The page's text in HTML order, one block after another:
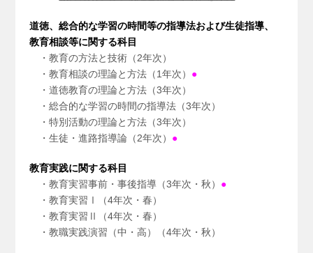
道徳、総合的な学習の時間等の指導法および生徒指導、
教育相談等に関する科目
・教育の方法と技術（2年次）
・教育相談の理論と方法（1年次） ●
・道徳教育の理論と方法（3年次）
・総合的な学習の時間の指導法（3年次）
・特別活動の理論と方法（3年次）
・生徒・進路指導論（2年次） ●
教育実践に関する科目
・教育実習事前・事後指導（3年次・秋） ●
・教育実習Ⅰ（4年次・春）
・教育実習Ⅱ（4年次・春）
・教職実践演習（中・高）（4年次・秋）